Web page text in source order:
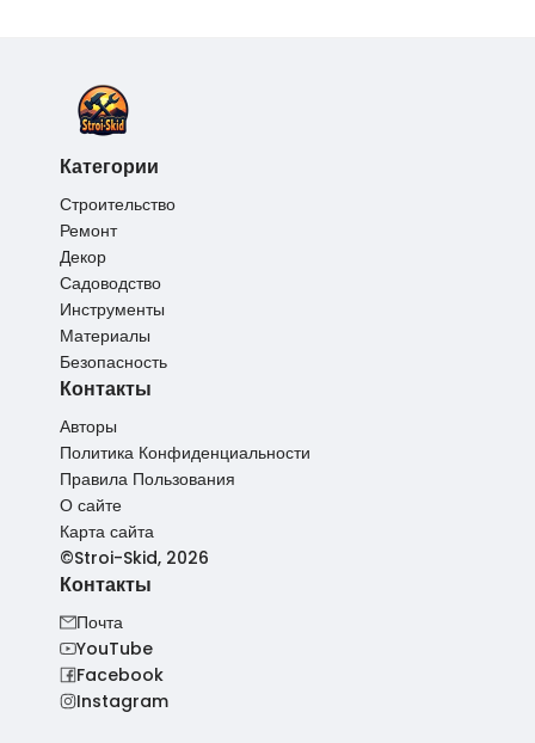
Категории
Строительство
Ремонт
Декор
Садоводство
Инструменты
Материалы
Безопасность
Контакты
Авторы
Политика Конфиденциальности
Правила Пользования
О сайте
Карта сайта
©Stroi-Skid, 2026
Контакты
Почта
YouTube
Facebook
Instagram